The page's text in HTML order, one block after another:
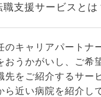
職支援サービスとは
のキャリアパートナ
おうかがいし、ご希
先をご紹介するサー
ら近い病院を紹介し